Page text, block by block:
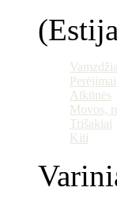
Perėjimai
Alkūnės
Movos,
Trišakiai
Kiti